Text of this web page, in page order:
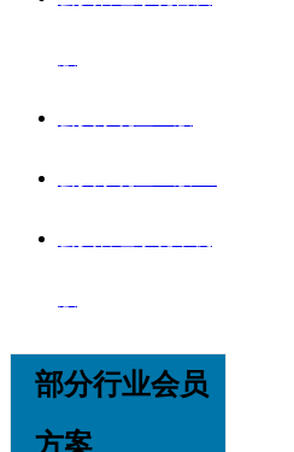
部分行业会员
方案